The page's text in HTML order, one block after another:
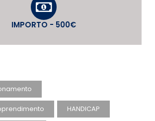
IMPORTO - 500€
HANDICAP